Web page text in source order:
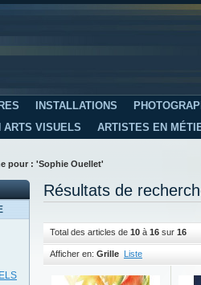
INSTALLATIONS
ARTS VISUELS ARTISTES EN
pour : 'Sophie Ouellet'
Résultats de
Total des articles de 10 à 16 sur 16
Afficher en: Grille Liste